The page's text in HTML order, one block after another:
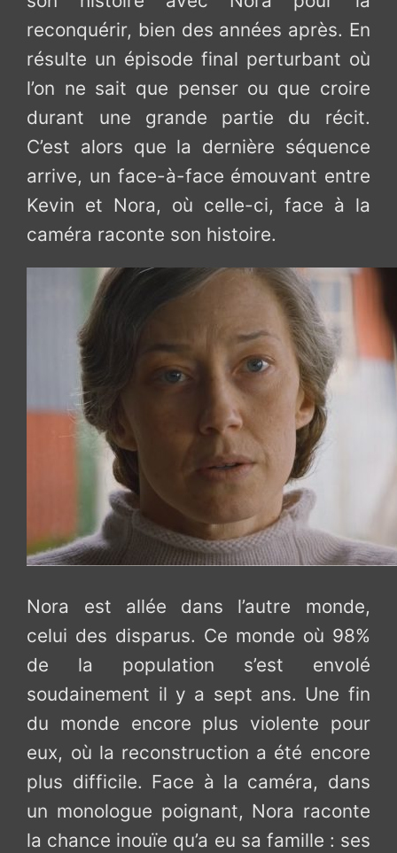
reconquérir, bien des années après. En
résulte un épisode final perturbant où
l’on ne sait que penser ou que croire
durant une grande partie du récit.
C’est alors que la dernière séquence
arrive, un face-à-face émouvant entre
Kevin et Nora, où celle-ci, face à la
caméra raconte son histoire.
Nora est allée dans l’autre monde,
celui des disparus. Ce monde où 98%
de la population s’est envolé
soudainement il y a sept ans. Une fin
du monde encore plus violente pour
eux, où la reconstruction a été encore
plus difficile. Face à la caméra, dans
un monologue poignant, Nora raconte
la chance inouïe qu’a eu sa famille : ses